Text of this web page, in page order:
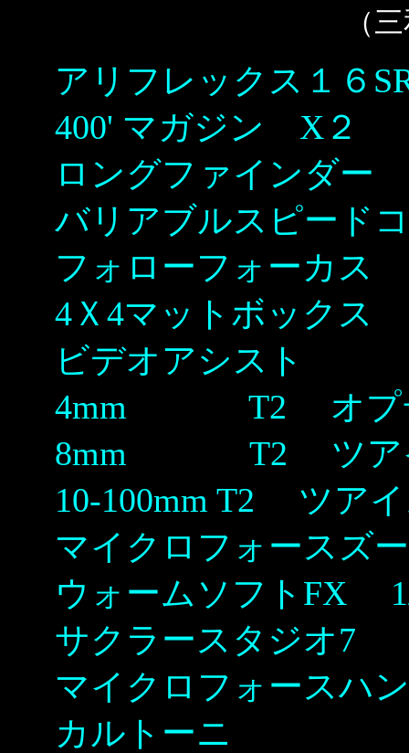
（
アリフレックス１６
400' マガジン X２
ロングファインダー
バリアブルスピード
フォローフォーカス
4Ｘ4マットボックス
ビデオアシスト
4mm T2 オプテ
8mm T2 ツア
10-100mm T2 ツア
マイクロフォースズ
ウォームソフトFX
サクラースタジオ7
マイクロフォースハ
カルトーニ